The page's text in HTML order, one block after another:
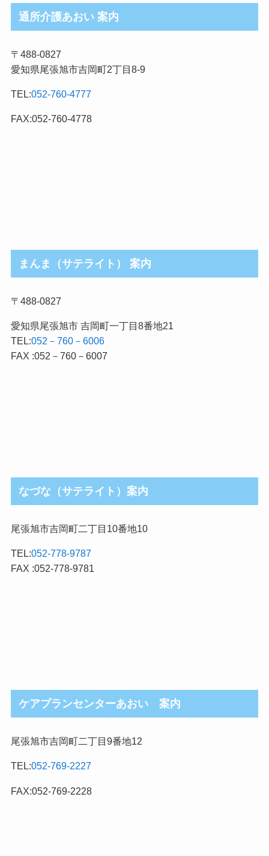
ロ
グ
事
カ
ゴ
リ
通所介護あおい 案内
〒488-0827
愛知県尾張旭市吉岡町2丁目8-9
TEL:052-760-4777
FAX:052-760-4778
まんま（サテライト） 案内
〒488-0827
愛知県尾張旭市 吉岡町一丁目8番地21
TEL:052－760－6006
FAX :052－760－6007
なづな（サテライト）案内
尾張旭市吉岡町二丁目10番地10
TEL:052-778-9787
FAX :052-778-9781
ケアプランセンターあおい 案内
尾張旭市吉岡町二丁目9番地12
TEL:052-769-2227
FAX:052-769-2228